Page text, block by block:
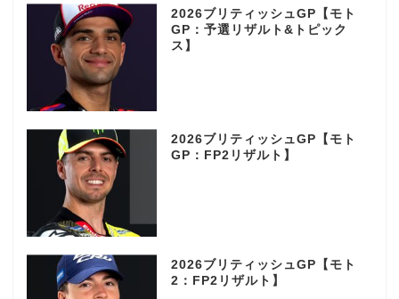
2026ブリティッシュGP【モト
GP：予選リザルト&トピック
ス】
2026ブリティッシュGP【モト
GP：FP2リザルト】
2026ブリティッシュGP【モト
2：FP2リザルト】